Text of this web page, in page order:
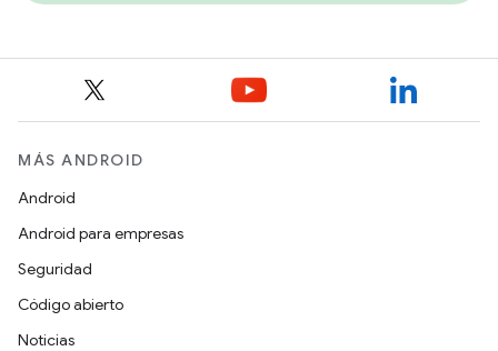
MÁS ANDROID
Android
Android para empresas
Seguridad
Código abierto
Noticias